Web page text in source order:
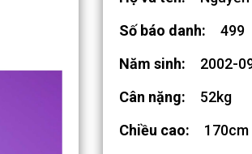
Số báo danh:
499
Năm sinh:
2002-
Cân nặng:
52kg
Chiều cao:
170cm